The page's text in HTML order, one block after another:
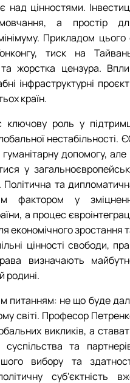
над цінностями.
а простір
Прикладом цього
тиск на
жорстка цензура.
інфраструктурні
країн.
ключову роль у
нестабільності.
допомогу, але
у
Політична та
фактором у
а процес
економічного зростання
цінності свободи,
визначають
родині.
питанням: не що буде
світі. Професор
викликів, а
та
вибору та
суб'єктність